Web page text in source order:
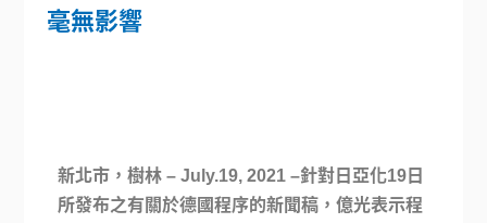
毫無影響
新北市，樹林 – July.19, 2021 –針對日亞化19日
所發布之有關於德國程序的新聞稿，億光表示程